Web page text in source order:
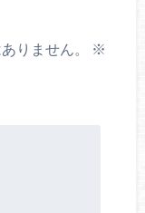
りません。
※